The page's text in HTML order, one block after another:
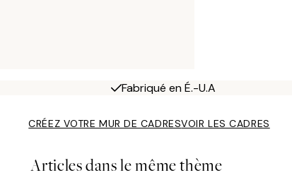
Fabriqué en É.-U.A
CRÉEZ VOTRE MUR DE CADRESVOIR LES CADRES
Articles dans le même thème